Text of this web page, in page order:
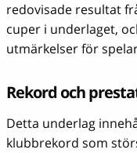
redovisade resultat
cuper i underlaget,
utmärkelser för
Rekord och
Detta underlag
klubbrekord som